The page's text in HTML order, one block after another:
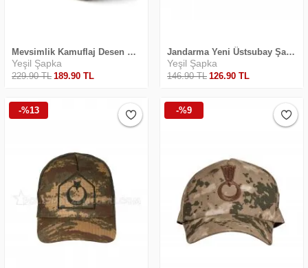
Mevsimlik Kamuflaj Desen Castro Şapka
Yeşil Şapka
229.90TL 189.90 TL
Jandarma Yeni Üstsubay Şapkası
Yeşil Şapka
146.90TL 126.90 TL
-%13 -%9
Safari Yapay Zeka Ürün Bulma Asistanı